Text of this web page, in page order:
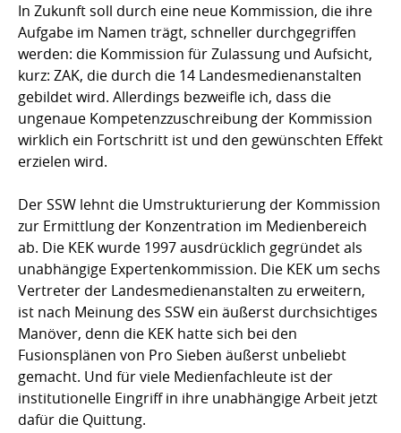
In Zukunft soll durch eine neue Kommission, die ihre
Aufgabe im Namen trägt, schneller durchgegriffen
werden: die Kommission für Zulassung und Aufsicht,
kurz: ZAK, die durch die 14 Landesmedienanstalten
gebildet wird. Allerdings bezweifle ich, dass die
ungenaue Kompetenzzuschreibung der Kommission
wirklich ein Fortschritt ist und den gewünschten Effekt
erzielen wird.
Der SSW lehnt die Umstrukturierung der Kommission
zur Ermittlung der Konzentration im Medienbereich
ab. Die KEK wurde 1997 ausdrücklich gegründet als
unabhängige Expertenkommission. Die KEK um sechs
Vertreter der Landesmedienanstalten zu erweitern,
ist nach Meinung des SSW ein äußerst durchsichtiges
Manöver, denn die KEK hatte sich bei den
Fusionsplänen von Pro Sieben äußerst unbeliebt
gemacht. Und für viele Medienfachleute ist der
institutionelle Eingriff in ihre unabhängige Arbeit jetzt
dafür die Quittung.